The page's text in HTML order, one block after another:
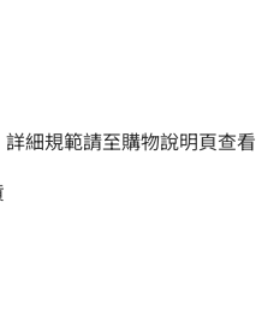
細規範請至購物說明頁查看